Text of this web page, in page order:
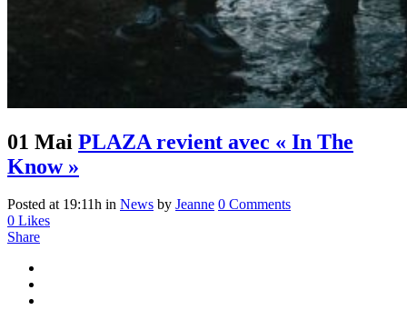
01 Mai PLAZA revient avec « In The
Know »
Posted at 19:11h in News by Jeanne 0 Comments
0 Likes
Share